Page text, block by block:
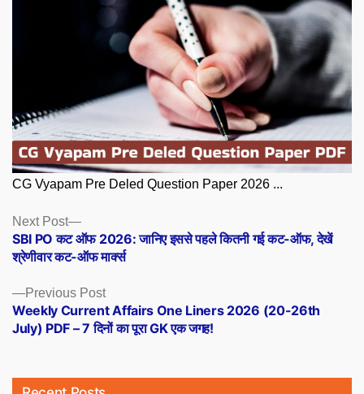
CG Vyapam Pre Deled Question Paper 2026 ...
Posts
navigation
Previous PostPrevious
post:
Weekly Current Affairs One Liners 2026 (20-26th
July) PDF – 7 दिनों का पूरा GK एक जगह!
Next Post
Next
post:
SBI PO कट ऑफ 2026: जानिए इससे पहले कितनी गई कट-ऑफ, देखें
श्रेणीवार कट-ऑफ मार्क्स